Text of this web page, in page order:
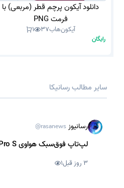
دانلود آیکون پرچم قطر (مربعی) با
فرمت PNG
آیکون‌هاب37
1
رایگان
سایر مطالب رسانیکا
رسانیوز @rasanews
لپ‌تاپ فوق‌سبک هواوی MateBook Pro S با شارژدهی 18 ساعته رونمایی شد
3 روز قبل 1